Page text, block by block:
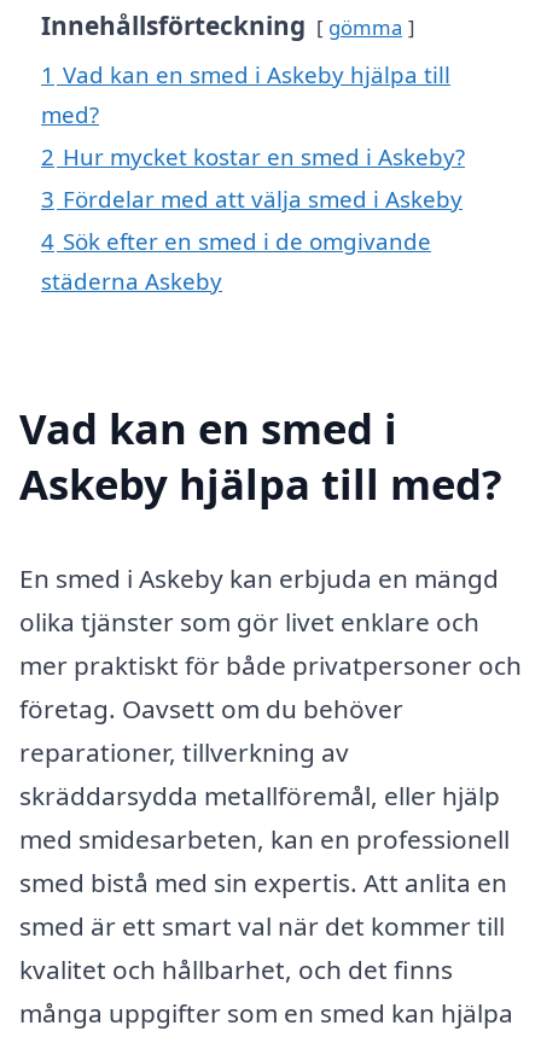
Innehållsförteckning gömma
1 Vad kan en smed i Askeby hjälpa till
med?
2 Hur mycket kostar en smed i Askeby?
3 Fördelar med att välja smed i Askeby
4 Sök efter en smed i de omgivande
städerna Askeby
Vad kan en smed i
Askeby hjälpa till med?
En smed i Askeby kan erbjuda en mängd
olika tjänster som gör livet enklare och
mer praktiskt för både privatpersoner och
företag. Oavsett om du behöver
reparationer, tillverkning av
skräddarsydda metallföremål, eller hjälp
med smidesarbeten, kan en professionell
smed bistå med sin expertis. Att anlita en
smed är ett smart val när det kommer till
kvalitet och hållbarhet, och det finns
många uppgifter som en smed kan hjälpa